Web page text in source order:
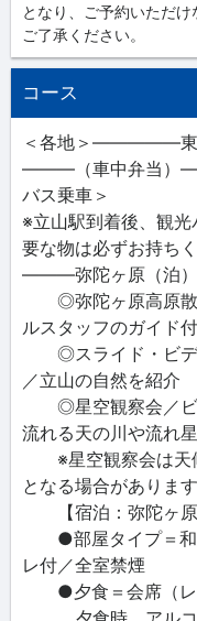
となり、ご予約いただ
ご了承ください。
コース
＜各地＞―――――
―――（車中弁当）
バス乗車＞
※立山駅到着後、観
要な物は必ずお持ちく
―――弥陀ヶ原（泊）
◎弥陀ヶ原高原散
ルスタッフのガイド付
◎スライド・ビデ
／立山の自然を紹介
◎星空観察会／ビ
流れる天の川や流れ
※星空観察会は天
となる場合があります
【宿泊：弥陀ヶ原
●部屋タイプ＝和
レ付／全室禁煙
●夕食＝会席（レ